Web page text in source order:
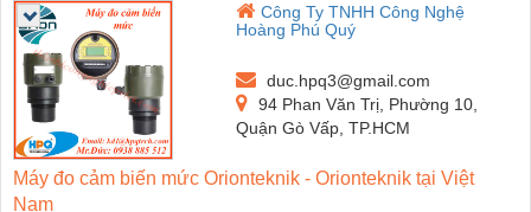
Công Ty TNHH Công Nghệ
Hoàng Phú Quý
duc.hpq3@gmail.com
94 Phan Văn Trị, Phường 10,
Quận Gò Vấp, TP.HCM
Máy đo cảm biến mức Orionteknik - Orionteknik tại Việt
Nam